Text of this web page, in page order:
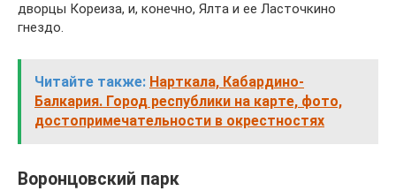
дворцы Кореиза, и, конечно, Ялта и ее Ласточкино
гнездо.
Читайте также: Нарткала, Кабардино-
Балкария. Город республики на карте, фото,
достопримечательности в окрестностях
Воронцовский парк